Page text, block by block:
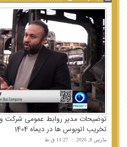
توضیحات مدیر روابط عمومی شرکت
تخریب اتوبوس ها در دیماه 1404
مارس 8, 2026 11:27 ق.ظ